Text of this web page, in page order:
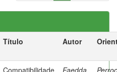
Título Autor
Compatibilidade
Faedda,